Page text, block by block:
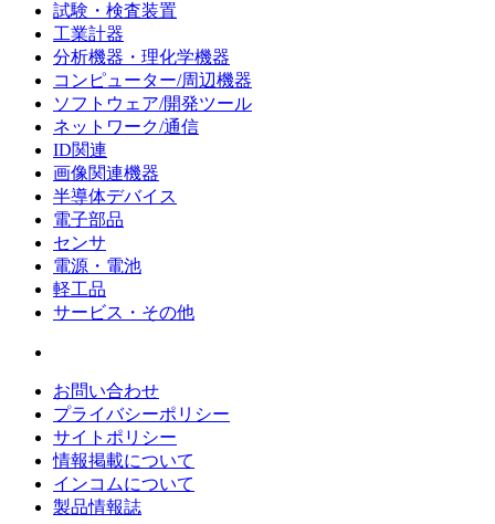
試験・検査装置
工業計器
分析機器・理化学機器
コンピューター/周辺機器
ソフトウェア/開発ツール
ネットワーク/通信
ID関連
画像関連機器
半導体デバイス
電子部品
センサ
電源・電池
軽工品
サービス・その他
お問い合わせ
プライバシーポリシー
サイトポリシー
情報掲載について
インコムについて
製品情報誌